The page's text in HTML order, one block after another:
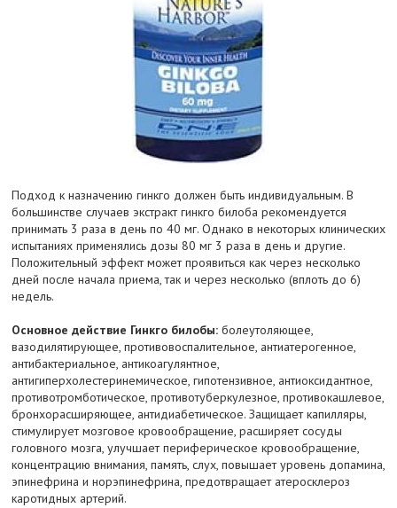
Подход к назначению гинкго должен быть индивидуальным. В
большинстве случаев экстракт гинкго билоба рекомендуется
принимать 3 раза в день по 40 мг. Однако в некоторых клинических
испытаниях применялись дозы 80 мг 3 раза в день и другие.
Положительный эффект может проявиться как через несколько
дней после начала приема, так и через несколько (вплоть до 6)
недель.
Основное действие Гинкго билобы:болеутоляющее,
вазодилятирующее, противовоспалительное, антиатерогенное,
антибактериальное, антикоагулянтное,
антигиперхолестеринемическое, гипотензивное, антиоксидантное,
противотромботическое, противотуберкулезное, противокашлевое,
бронхорасширяющее, антидиабетическое. Защищает капилляры,
стимулирует мозговое кровообращение, расширяет сосуды
головного мозга, улучшает периферическое кровообращение,
концентрацию внимания, память, слух, повышает уровень допамина,
эпинефрина и норэпинефрина, предотвращает атеросклероз
каротидных артерий.